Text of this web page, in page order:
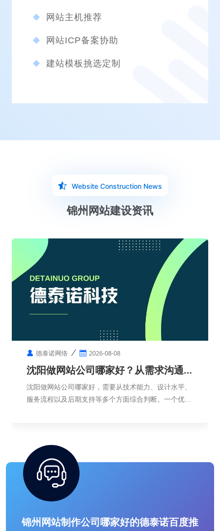
网站主机推荐
网站ICP备案协助
建站模板挑选定制
Website Construction News
锦州网站建设资讯
德泰诺网络 2026-08-08
沈阳做网站公司哪家好？从需求沟通到
网站上线需要多久？
沈阳做网站公司哪家好，需要从技术能力、设计水平、
服务流程以及后期支持等多个方面综合判断。一个优秀
锦州网站制作公司哪家好的德泰诺百度推